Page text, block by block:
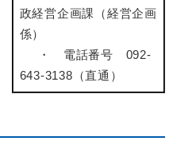
政経営企画課（経営企画
係）
・ 電話番号 092-
643-3138（直通）